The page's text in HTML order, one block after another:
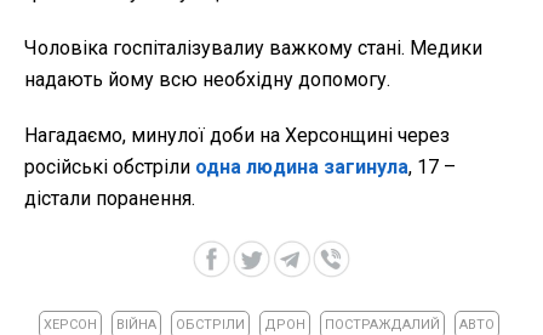
Чоловіка госпіталізувалиу важкому стані. Медики
надають йому всю необхідну допомогу.
Нагадаємо, минулої доби на Херсонщині через
російські обстріли одна людина загинула, 17 –
дістали поранення.
ХЕРСОН ВІЙНА ОБСТРІЛИ ДРОН ПОСТРАЖДАЛИЙ АВТО